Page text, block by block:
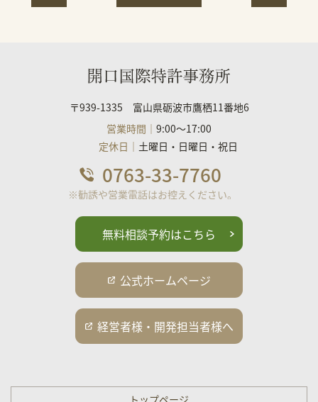
〒939-1335 富山県砺波市鷹栖11番地6
営業時間｜ 9:00～17:00
定休日｜ 土曜日・日曜日・祝日
0763-33-7760
無料相談予約はこちら
公式ホームページ
経営者様・開発担当者様へ